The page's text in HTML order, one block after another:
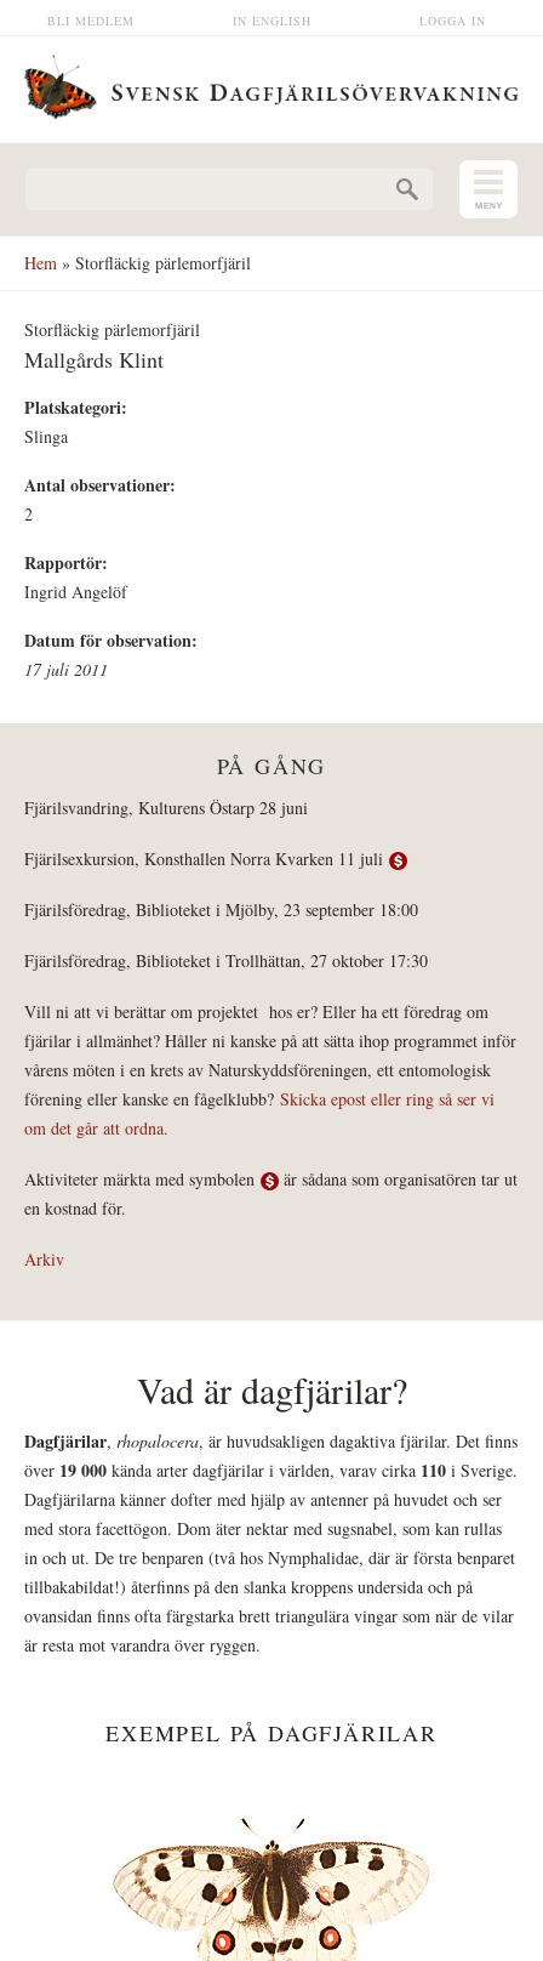
Hoppa till huvudinnehåll LOGGA IN
IN ENGLISH
BLI MEDLEM
Hem » Storfläckig pärlemorfjäril
Storfläckig pärlemorfjäril
Mallgårds Klint
Platskategori:
Slinga
Antal observationer:
2
Rapportör:
Ingrid Angelöf
Datum för observation:
17 juli 2011
PÅ GÅNG
Fjärilsvandring, Kulturens Östarp 28 juni
Fjärilsexkursion, Konsthallen Norra Kvarken 11 juli
Fjärilsföredrag, Biblioteket i Mjölby, 23 september 18:00
Fjärilsföredrag, Biblioteket i Trollhättan, 27 oktober 17:30
Vill ni att vi berättar om projektet hos er? Eller ha ett föredrag om
fjärilar i allmänhet? Håller ni kanske på att sätta ihop programmet inför
vårens möten i en krets av Naturskyddsföreningen, ett entomologisk
förening eller kanske en fågelklubb? Skicka epost eller ring så ser vi
om det går att ordna.
Aktiviteter märkta med symbolen
är sådana som organisatören tar ut
en kostnad för.
Arkiv
Vad är dagfjärilar?
Dagfjärilar, rhopalocera, är huvudsakligen dagaktiva fjärilar. Det finns
över 19 000 kända arter dagfjärilar i världen, varav cirka 110 i Sverige.
Dagfjärilarna känner dofter med hjälp av antenner på huvudet och ser
med stora facettögon. Dom äter nektar med sugsnabel, som kan rullas
in och ut. De tre benparen (två hos Nymphalidae, där är första benparet
tillbakabildat!) återfinns på den slanka kroppens undersida och på
ovansidan finns ofta färgstarka brett triangulära vingar som när de vilar
är resta mot varandra över ryggen.
EXEMPEL PÅ DAGFJÄRILAR